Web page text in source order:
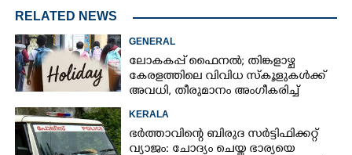
RELATED NEWS
GENERAL
ലോകകപ്പ് ഫെെനൽ; തിങ്കളാഴ്ച
കേരളത്തിലെ വിവിധ സ്കൂളുകൾക്ക്
അവധി, തീരുമാനം അംഗീകരിച്ച്
KERALA
ഭർത്താവിന്റെ ബിരുദ സർട്ടിഫിക്കറ്റ്
വ്യാജം: ചോദ്യം ചെയ്ത ഭാര്യയെ